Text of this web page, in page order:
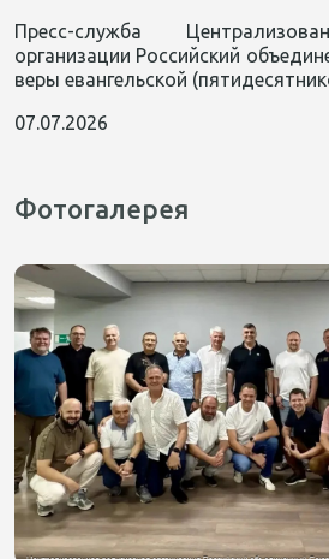
Пресс-служба
организации Российский
веры евангельской
07.07.2026
Фотогалерея